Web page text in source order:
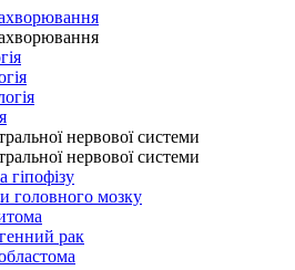
нервової системи
нервової системи
гіпофізу
головного мозку
рак